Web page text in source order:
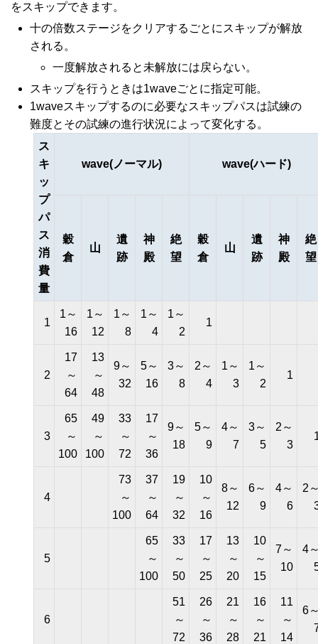
をスキップできます。
十の倍数ステージをクリアするごとにスキップが解放
される。
一度解放されると未解放には戻らない。
スキップを行うときは1waveごとに指定可能。
1waveスキップするのに必要なスキップパスは試練の
難度とその試練の進行状況によって変化する。
ス
キ
ッ
プ
パ
ス
消
費
量
wave(ノーマル) wave(ハード)
穀
倉
山
遺
跡
神
殿
絶
望
穀
倉
山
遺
跡
神
殿
絶
望
1
1～
16
1～
12
1～
8
1～
4
1～
2
1
2
17
～
64
13
～
48
9～
32
5～
16
3～
8
2～
4
1～
3
1～
2
1
3
65
～
100
49
～
100
33
～
72
17
～
36
9～
18
5～
9
4～
7
3～
5
2～
3
4
73
～
100
37
～
64
19
～
32
10
～
16
8～
12
6～
9
4～
6
2
5
65
～
100
33
～
50
17
～
25
13
～
20
10
～
15
7～
10
4
6
51
～
72
26
～
36
21
～
28
16
～
21
11
～
14
6